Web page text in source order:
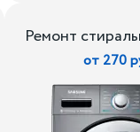
Ремонт
от 270